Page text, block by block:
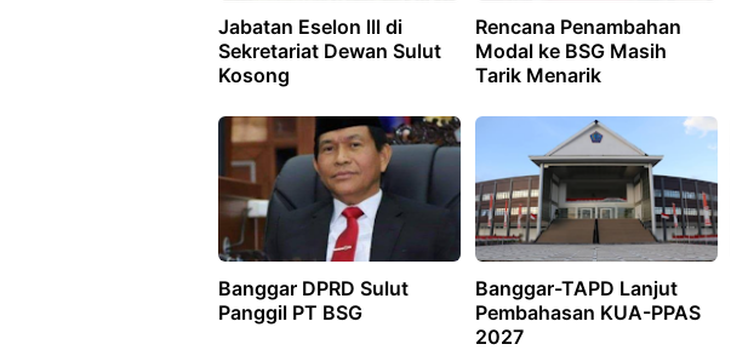
Jabatan Eselon lll di
Sekretariat Dewan Sulut
Kosong
Rencana Penambahan
Modal ke BSG Masih
Tarik Menarik
Banggar DPRD Sulut
Panggil PT BSG
Banggar-TAPD Lanjut
Pembahasan KUA-PPAS
2027